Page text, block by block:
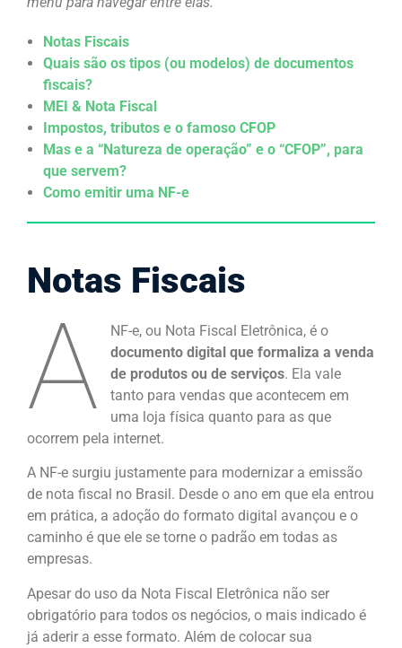
Notas Fiscais
Quais são os tipos (ou modelos) de documentos
fiscais?
MEI & Nota Fiscal
Impostos, tributos e o famoso CFOP
Mas e a “Natureza de operação” e o “CFOP”, para
que servem?
Como emitir uma NF-e
Notas Fiscais
A
NF-e, ou Nota Fiscal Eletrônica, é o
documento digital que formaliza a venda
de produtos ou de serviços. Ela vale
tanto para vendas que acontecem em
uma loja física quanto para as que
ocorrem pela internet.
A NF-e surgiu justamente para modernizar a emissão
de nota fiscal no Brasil. Desde o ano em que ela entrou
em prática, a adoção do formato digital avançou e o
caminho é que ele se torne o padrão em todas as
empresas.
Apesar do uso da Nota Fiscal Eletrônica não ser
obrigatório para todos os negócios, o mais indicado é
já aderir a esse formato. Além de colocar sua